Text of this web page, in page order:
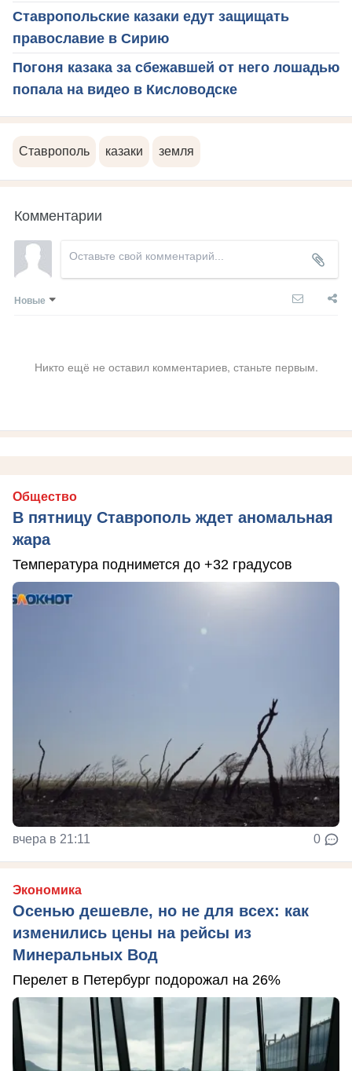
Ставропольские казаки едут защищать
православие в Сирию
Погоня казака за сбежавшей от него лошадью
попала на видео в Кисловодске
Ставрополь казаки земля
Комментарии
Новые
Никто ещё не оставил комментариев, станьте первым.
Общество
В пятницу Ставрополь ждет аномальная
жара
Температура поднимется до +32 градусов
вчера в 21:11 0
Экономика
Осенью дешевле, но не для всех: как
изменились цены на рейсы из
Минеральных Вод
Перелет в Петербург подорожал на 26%